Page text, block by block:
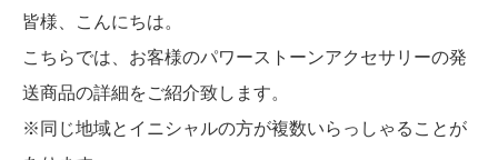
皆様、こんにちは。
こちらでは、お客様のパワーストーンアクセサリーの発
送商品の詳細をご紹介致します。
※同じ地域とイニシャルの方が複数いらっしゃることが